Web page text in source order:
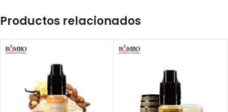
Productos relacionados